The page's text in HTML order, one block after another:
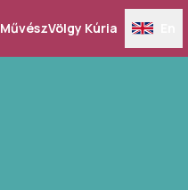
MűvészVölgy Kúria